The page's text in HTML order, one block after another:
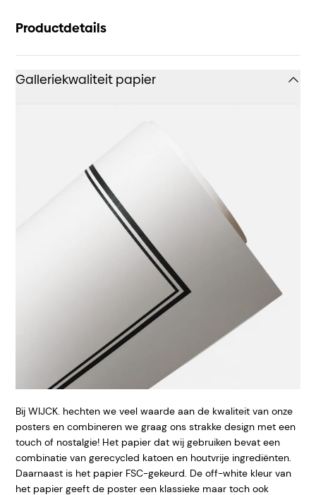
Productdetails
Galleriekwaliteit papier
Bij WIJCK. hechten we veel waarde aan de kwaliteit van onze
posters en combineren we graag ons strakke design met een
touch of nostalgie! Het papier dat wij gebruiken bevat een
combinatie van gerecycled katoen en houtvrije ingrediënten.
Daarnaast is het papier FSC-gekeurd. De off-white kleur van
het papier geeft de poster een klassieke maar toch ook